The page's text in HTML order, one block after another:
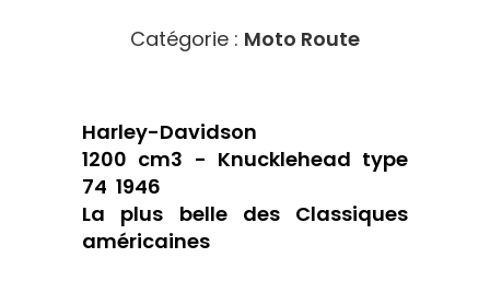
Catégorie : Moto Route
Harley-Davidson
1200 cm3 - Knucklehead type
74  1946
La plus belle des Classiques
américaines